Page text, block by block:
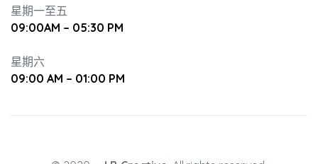
星期一至五
09:00AM – 05:30 PM
星期六
09:00 AM – 01:00 PM